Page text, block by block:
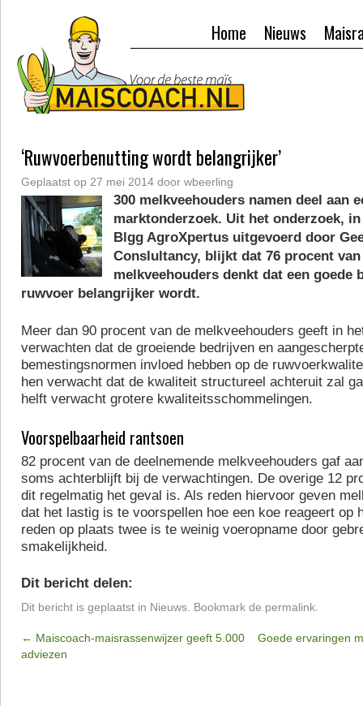
Nieuws
Home
‘Ruwvoerbenutting wordt belangrijker’
Geplaatst op 27 mei 2014 door wbeerling
300 melkveehouders namen deel aan
marktonderzoek. Uit het onderzoek,
Blgg AgroXpertus uitgevoerd door
Conslultancy, blijkt dat 76 procent van
melkveehouders denkt dat een goede
ruwvoer belangrijker wordt.
Meer dan 90 procent van de melkveehouders geeft in
verwachten dat de groeiende bedrijven en
bemestingsnormen invloed hebben op de
hen verwacht dat de kwaliteit structureel achteruit zal
helft verwacht grotere kwaliteitsschommelingen.
Voorspelbaarheid rantsoen
82 procent van de deelnemende melkveehouders gaf
soms achterblijft bij de verwachtingen. De overige 12
dit regelmatig het geval is. Als reden hiervoor geven
dat het lastig is te voorspellen hoe een koe reageert op
reden op plaats twee is te weinig voeropname door
smakelijkheid.
Dit bericht delen:
Dit bericht is geplaatst in Nieuws . Bookmark de permalink
← Maiscoach-maisrassenwijzer geeft 5.000
adviezen
Goede ervaringen